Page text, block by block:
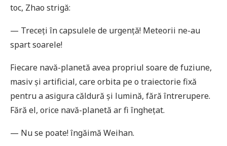
toc, Zhao strigă:
— Treceți în capsulele de urgență! Meteorii ne-au
spart soarele!
Fiecare navă-planetă avea propriul soare de fuziune,
masiv și artificial, care orbita pe o traiectorie fixă
pentru a asigura căldură și lumină, fără întrerupere.
Fără el, orice navă-planetă ar fi înghețat.
— Nu se poate! îngăimă Weihan.